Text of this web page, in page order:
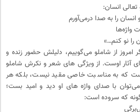
انسان:
انسان را به صدا درمی‌آورم
واژه‌ها
را نو کنم…»
امروز از شاملو می‌گوییم، دلیلش حضور ‌زنده و
آثار اوست. از ویژگی های شعر و نکرش‌ شاملو
که به مناسبت خاصی مقید نیست، بلکه هر
با صدای واژه های او دید و امید بست؛
که سروده است: